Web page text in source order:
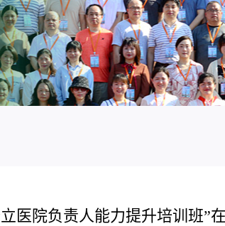
医院负责人能力提升培训班”